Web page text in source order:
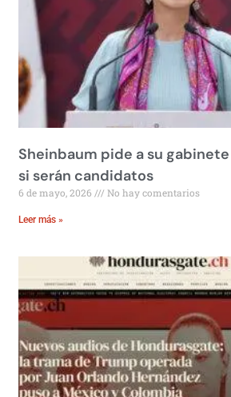
Sheinbaum pide a su
si serán candidatos
6 de mayo, 2026 No hay comentarios
Leer más »